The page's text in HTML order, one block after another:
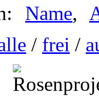
Name,
/ frei /